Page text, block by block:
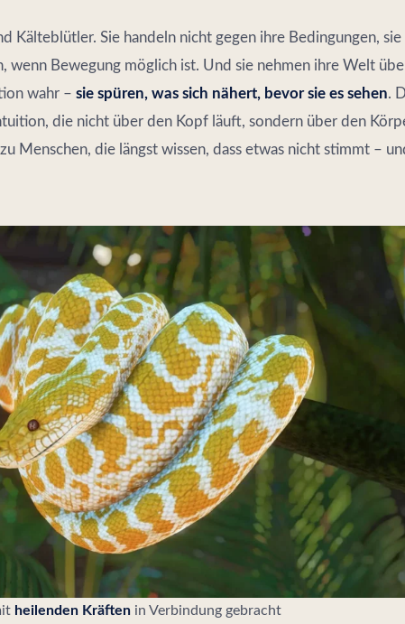
Kälteblütler. Sie handeln nicht gegen ihre Bedingungen,
wenn Bewegung möglich ist. Und sie nehmen ihre Welt
wahr – sie spüren, was sich nähert, bevor sie es sehen.
die nicht über den Kopf läuft, sondern über den
Menschen, die längst wissen, dass etwas nicht stimmt –
heilenden Kräften in Verbindung gebracht